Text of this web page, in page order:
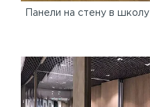
Панели на стену в школу